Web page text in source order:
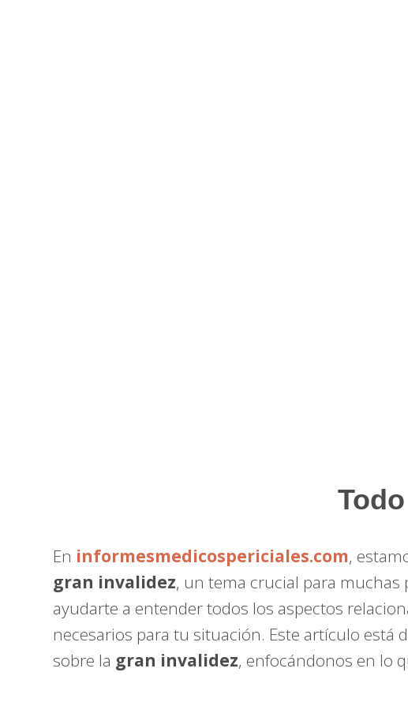
En informesmedicospericiales.com,
gran invalidez, un tema crucial para
ayudarte a entender todos los aspectos
necesarios para tu situación. Este artículo
sobre la gran invalidez, enfocándonos en lo